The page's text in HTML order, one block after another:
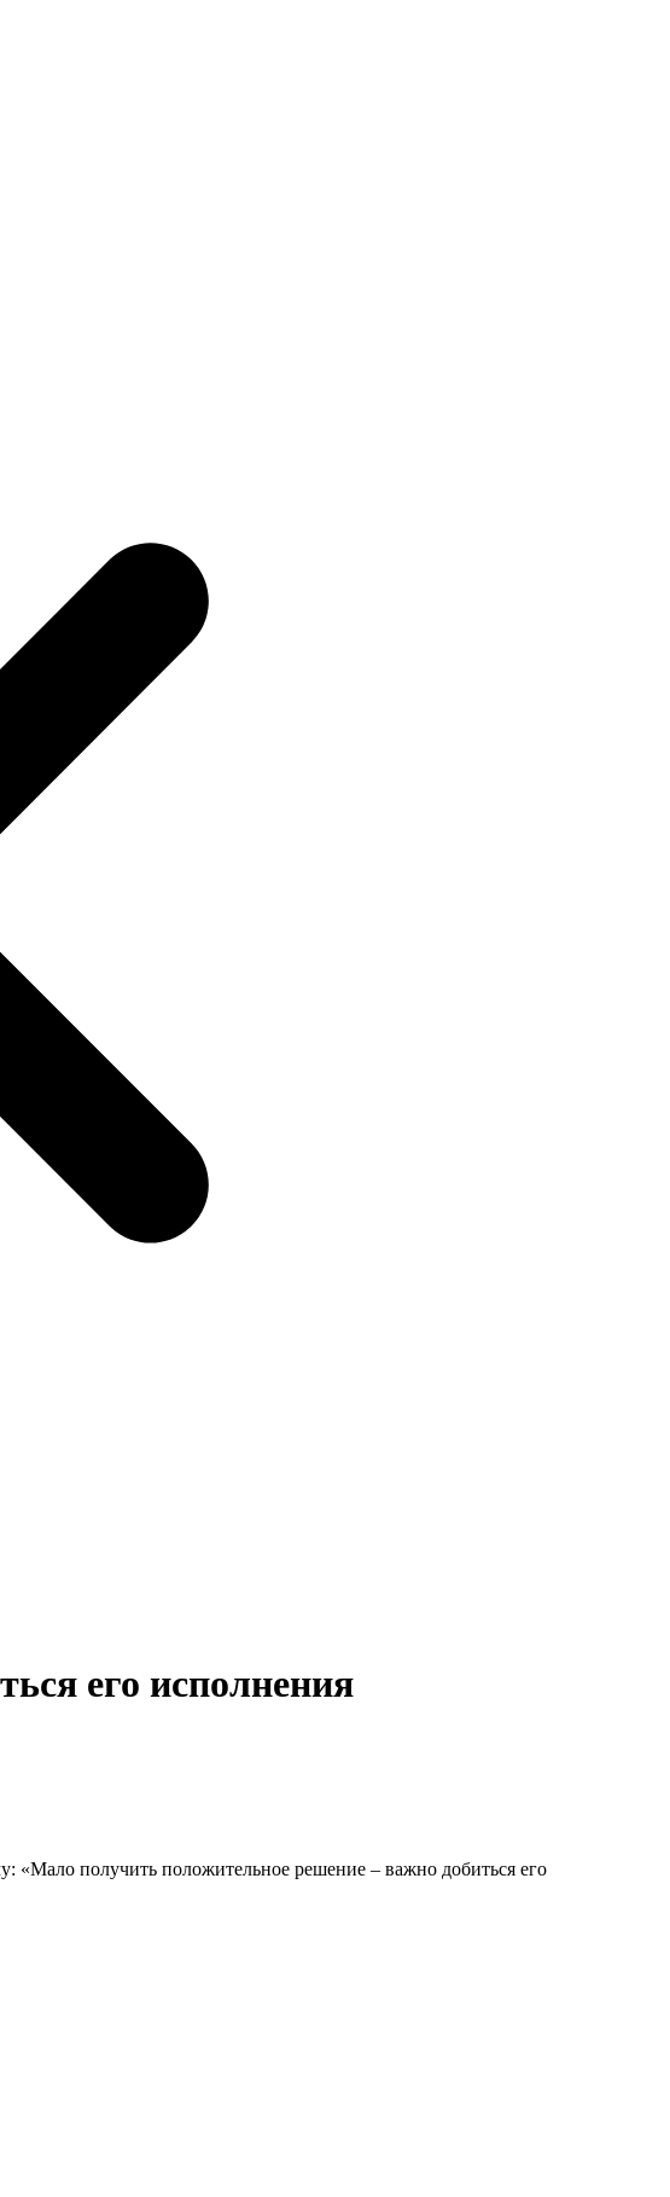
его исполнения
«Мало получить положительное решение – важно добиться его